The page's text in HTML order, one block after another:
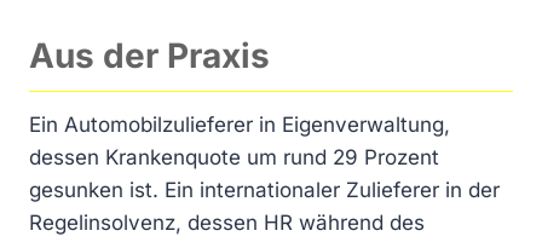
Aus der Praxis
Ein Automobilzulieferer in Eigenverwaltung,
dessen Krankenquote um rund 29 Prozent
gesunken ist. Ein internationaler Zulieferer in der
Regelinsolvenz, dessen HR während des